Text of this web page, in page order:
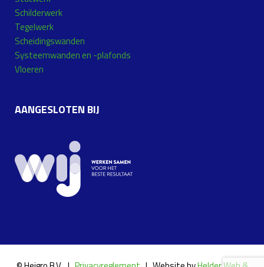
Schilderwerk
Tegelwerk
Scheidingswanden
Systeemwanden en -plafonds
Vloeren
AANGESLOTEN BIJ